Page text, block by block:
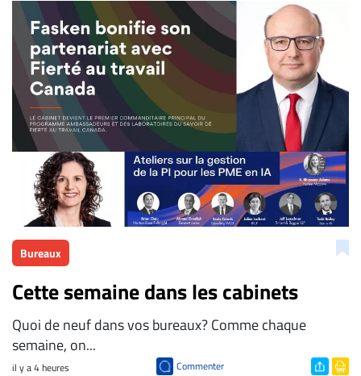
Bureaux
Cette semaine dans les cabinets
Quoi de neuf dans vos bureaux? Comme chaque
semaine, on...
il y a 4 heures Commenter